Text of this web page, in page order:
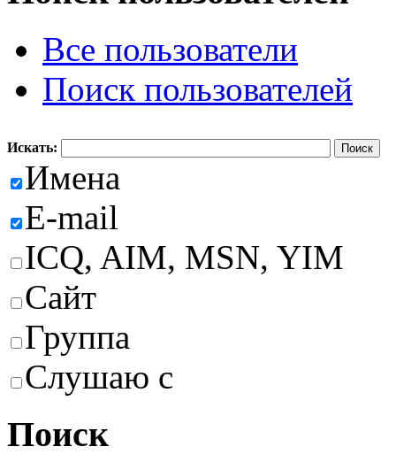
Все пользователи
Поиск пользователей
Искать:
Имена
E-mail
ICQ, AIM, MSN, YIM
Сайт
Группа
Слушаю с
Поиск